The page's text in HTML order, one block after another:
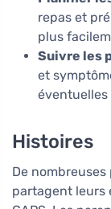
repas et
plus
Suivre les
et
éventuelles
Histoires
De
partagent leurs